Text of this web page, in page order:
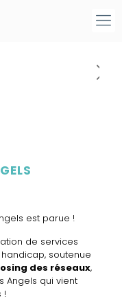
est parue !
de services
soutenue
des réseaux,
Angels qui vient
!